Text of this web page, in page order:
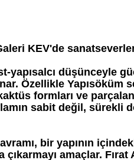
KEV'de
yapısalcı düşünceyle
Özellikle Yapısöküm
formları ve
sabit değil, sürekli
bir yapının
amaçlar. Fırat